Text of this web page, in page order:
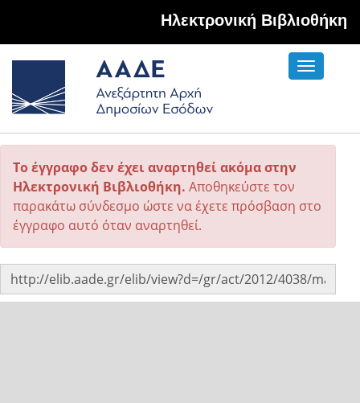
Hλεκτρονική Βιβλιοθήκη
Toggle
Το έγγραφο δεν έχει αναρτηθεί ακόμα στην
Ηλεκτρονική Βιβλιοθήκη. Αποθηκεύστε τον
παρακάτω σύνδεσμο ώστε να έχετε πρόσβαση στο
έγγραφο αυτό όταν αναρτηθεί.